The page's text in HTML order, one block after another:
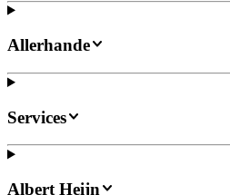
Allerhande
Services
Albert Heijn